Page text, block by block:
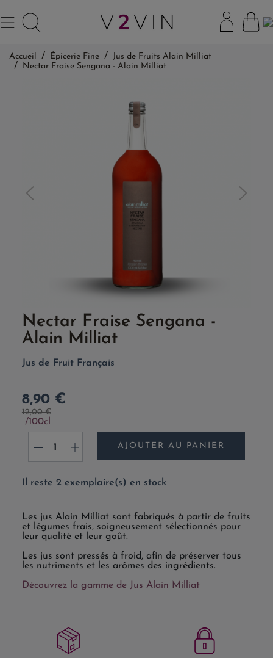
Accueil Épicerie Fine
Jus de Fruits Alain Milliat
Nectar Fraise Sengana - Alain Milliat
Nectar Fraise Sengana -
Alain Milliat
Jus de Fruit Français
8,90 €
12,00 €
100cl
- + AJOUTER AU PANIER
Il reste 2 exemplaire(s) en stock
Les jus Alain Milliat sont fabriqués à partir de fruits
et légumes frais, soigneusement sélectionnés pour
leur qualité et leur goût.
Les jus sont pressés à froid, afin de préserver tous
les nutriments et les arômes des ingrédients.
Découvrez la gamme de Jus Alain Milliat